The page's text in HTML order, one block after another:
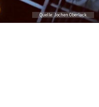
Quelle: Jochen Oberlack